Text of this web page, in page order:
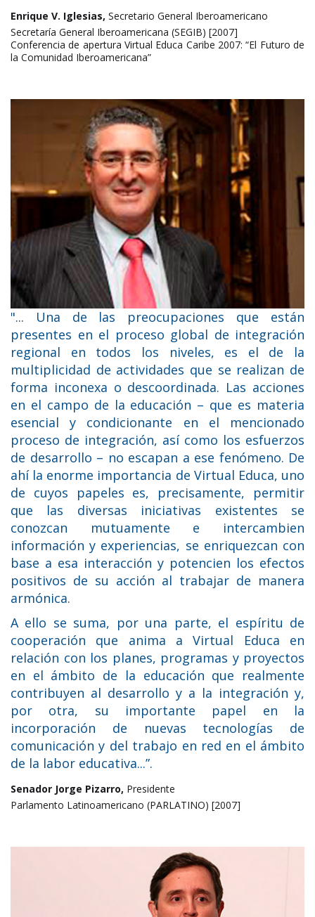
Enrique V. Iglesias, Secretario General Iberoamericano
Secretaría General Iberoamericana (SEGIB) [2007]
Conferencia de apertura Virtual Educa Caribe 2007: “El Futuro de
la Comunidad Iberoamericana”
"... Una de las preocupaciones que están
presentes en el proceso global de integración
regional en todos los niveles, es el de la
multiplicidad de actividades que se realizan de
forma inconexa o descoordinada. Las acciones
en el campo de la educación – que es materia
esencial y condicionante en el mencionado
proceso de integración, así como los esfuerzos
de desarrollo – no escapan a ese fenómeno. De
ahí la enorme importancia de Virtual Educa, uno
de cuyos papeles es, precisamente, permitir
que las diversas iniciativas existentes se
conozcan mutuamente e intercambien
información y experiencias, se enriquezcan con
base a esa interacción y potencien los efectos
positivos de su acción al trabajar de manera
armónica.
A ello se suma, por una parte, el espíritu de
cooperación que anima a Virtual Educa en
relación con los planes, programas y proyectos
en el ámbito de la educación que realmente
contribuyen al desarrollo y a la integración y,
por otra, su importante papel en la
incorporación de nuevas tecnologías de
comunicación y del trabajo en red en el ámbito
de la labor educativa...”.
Senador Jorge Pizarro, Presidente
Parlamento Latinoamericano (PARLATINO) [2007]